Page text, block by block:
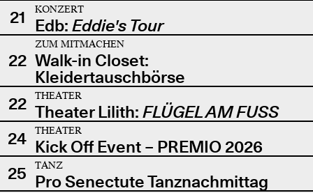
21
KONZERT
Edb: Eddie's Tour
22
ZUM MITMACHEN
Walk-in Closet:
Kleidertauschbörse
22
THEATER
Theater Lilith: FLÜGEL AM FUSS
24
THEATER
Kick Off Event – PREMIO 2026
25
TANZ
Pro Senectute Tanznachmittag